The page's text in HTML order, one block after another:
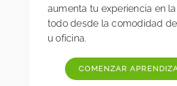
aumenta tu experiencia en
todo desde la comodidad
u oficina.
COMENZAR